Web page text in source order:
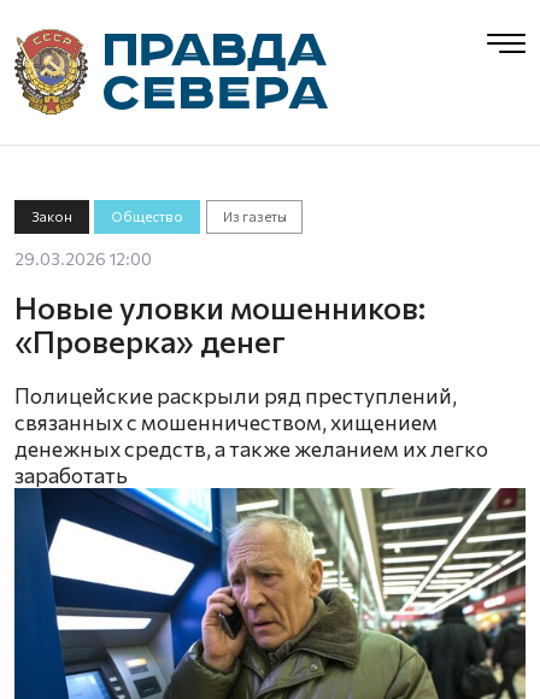
Закон Общество Из газеты
29.03.2026 12:00
Новые уловки мошенников:
«Проверка» денег
Полицейские раскрыли ряд преступлений,
связанных с мошенничеством, хищением
денежных средств, а также желанием их легко
заработать